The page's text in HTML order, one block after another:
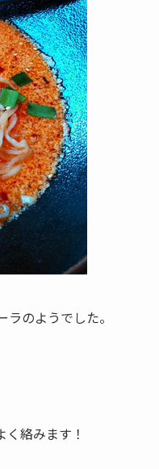
のようでした。
絡みます！